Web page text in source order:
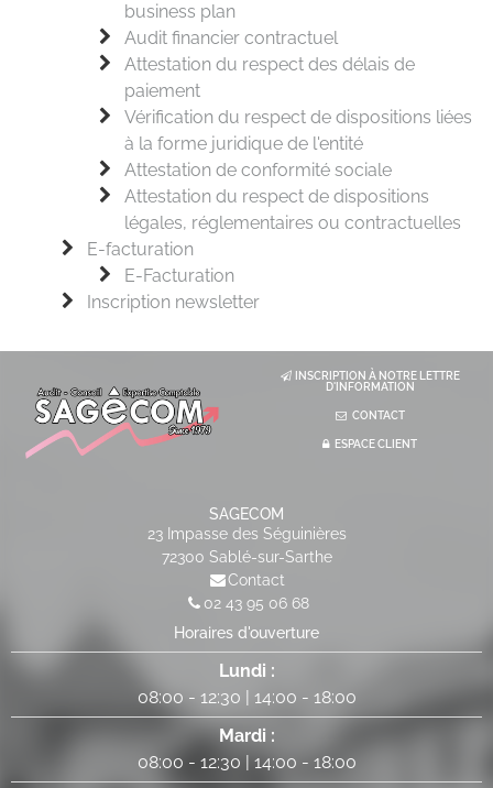
business plan
Audit financier contractuel
Attestation du respect des délais de
paiement
Vérification du respect de dispositions liées
à la forme juridique de l'entité
Attestation de conformité sociale
Attestation du respect de dispositions
légales, réglementaires ou contractuelles
E-facturation
E-Facturation
Inscription newsletter
INSCRIPTION À NOTRE LETTRE
D'INFORMATION
CONTACT
ESPACE CLIENT
SAGECOM
23 Impasse des Séguinières
72300 Sablé-sur-Sarthe
Contact
02 43 95 06 68
Horaires d'ouverture
Lundi :
08:00 - 12:30 | 14:00 - 18:00
Mardi :
08:00 - 12:30 | 14:00 - 18:00